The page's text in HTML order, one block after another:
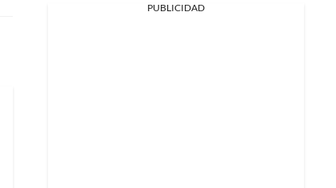
PUBLICIDAD